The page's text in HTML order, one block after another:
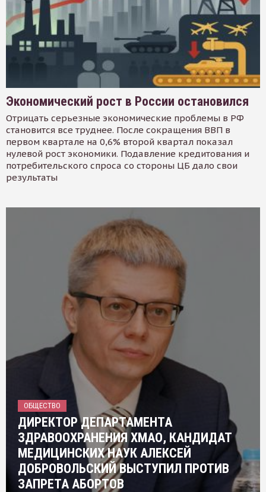
Экономический рост в России остановился
Отрицать серьезные экономические проблемы в РФ
становится все труднее. После сокращения ВВП в
первом квартале на 0,6% второй квартал показал
нулевой рост экономики. Подавление кредитования и
потребительского спроса со стороны ЦБ дало свои
результаты
ОБЩЕСТВО
ДИРЕКТОР ДЕПАРТАМЕНТА
ЗДРАВООХРАНЕНИЯ ХМАО, КАНДИДАТ
МЕДИЦИНСКИХ НАУК АЛЕКСЕЙ
ДОБРОВОЛЬСКИЙ ВЫСТУПИЛ ПРОТИВ
ЗАПРЕТА АБОРТОВ